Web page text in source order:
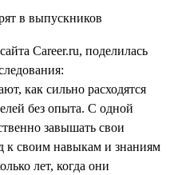
Career.ru, поделилась
как сильно расходятся
без опыта. С одной
завышать свои
к своим навыкам и знаниям
лет, когда они